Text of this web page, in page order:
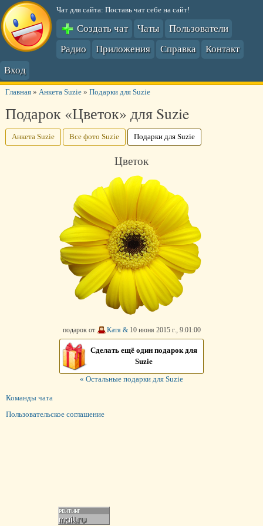
Чат для сайта: Поставь чат себе на сайт!
Создать чат Чаты
Пользователи
Радио
Приложения Справка
Контакт
Вход
Главная» Анкета Suzie» Подарки для Suzie
Подарок «Цветок» для Suzie
Анкета Suzie Все фото Suzie Подарки для Suzie
Цветок
подарок от Катя &10 июня 2015 г., 9:01:00
Сделать ещё один подарок для
Suzie
« Остальные подарки для Suzie
Команды чата
Пользовательское соглашение